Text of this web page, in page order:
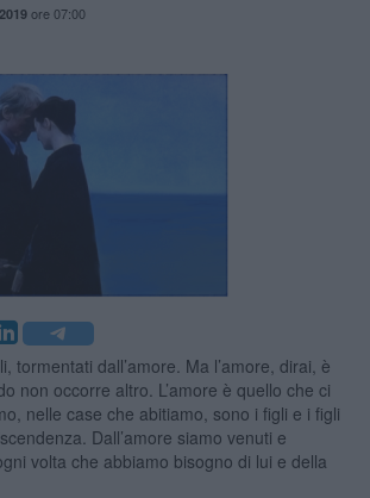
ore 07:00
tormentati dall’amore. Ma l’amore, dirai, è
non occorre altro. L’amore è quello che ci
nelle case che abitiamo, sono i figli e i figli
Dall’amore siamo venuti e
volta che abbiamo bisogno di lui e della